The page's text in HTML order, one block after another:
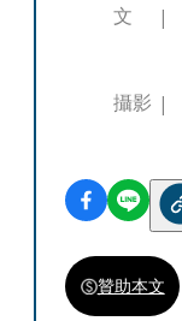
文
攝影
贊助本文